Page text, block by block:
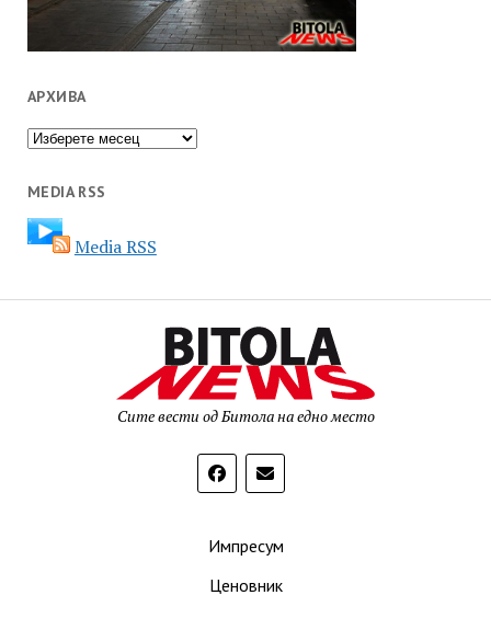
АРХИВА
Архива
MEDIA RSS
Media RSS
Сите вести од Битола на едно место
Импресум
Ценовник